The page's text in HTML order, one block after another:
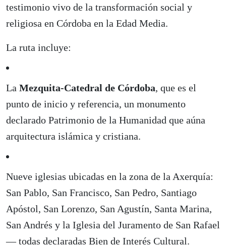
testimonio vivo de la transformación social y
religiosa en Córdoba en la Edad Media.
La ruta incluye:
La Mezquita-Catedral de Córdoba, que es el
punto de inicio y referencia, un monumento
declarado Patrimonio de la Humanidad que aúna
arquitectura islámica y cristiana.
Nueve iglesias ubicadas en la zona de la Axerquía:
San Pablo, San Francisco, San Pedro, Santiago
Apóstol, San Lorenzo, San Agustín, Santa Marina,
San Andrés y la Iglesia del Juramento de San Rafael
— todas declaradas Bien de Interés Cultural.